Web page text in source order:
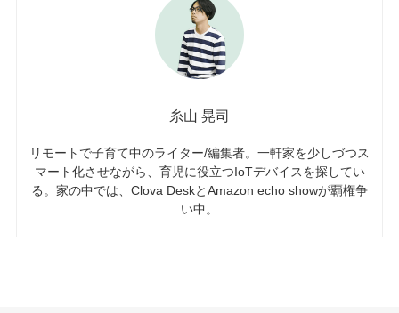
糸山 晃司
リモートで子育て中のライター/編集者。一軒家を少しづつス
マート化させながら、育児に役立つIoTデバイスを探してい
る。家の中では、Clova DeskとAmazon echo showが覇権争
い中。